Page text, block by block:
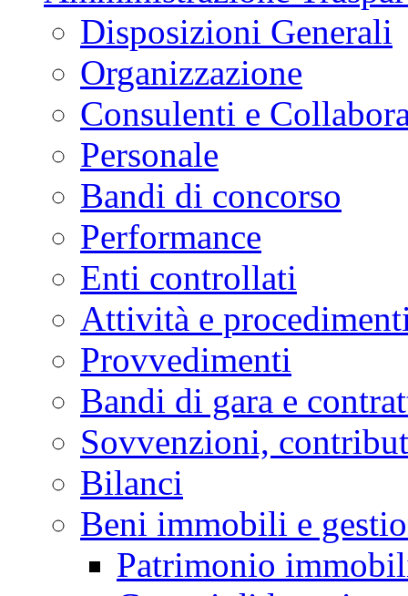
Disposizioni Generali
Organizzazione
Consulenti e
Personale
Bandi di concorso
Performance
Enti controllati
Attività e
Provvedimenti
Bandi di gara e
Sovvenzioni,
Bilanci
Beni immobili e
Patrimonio